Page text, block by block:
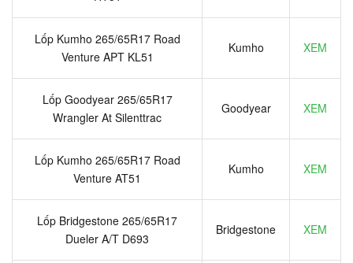
Lốp Kumho 265/65R17 Road
Venture APT KL51
Kumho XEM
Lốp Goodyear 265/65R17
Wrangler At Silenttrac
Goodyear XEM
Lốp Kumho 265/65R17 Road
Venture AT51
Kumho XEM
Lốp Bridgestone 265/65R17
Dueler A/T D693
Bridgestone XEM